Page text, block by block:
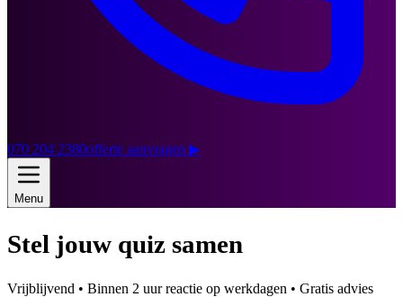
070 204 2380offerte aanvragen ▶
Menu
Stel jouw quiz samen
Vrijblijvend • Binnen 2 uur reactie op werkdagen • Gratis advies